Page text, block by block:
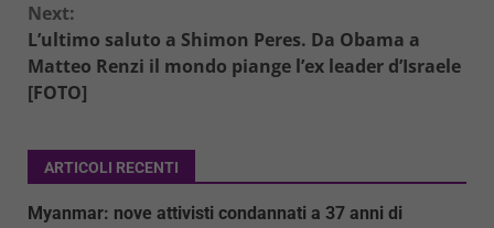
Next:
L’ultimo saluto a Shimon Peres. Da Obama a
Matteo Renzi il mondo piange l’ex leader d’Israele
[FOTO]
ARTICOLI RECENTI
Myanmar: nove attivisti condannati a 37 anni di